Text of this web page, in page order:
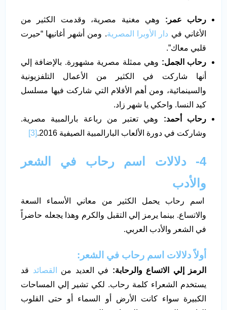
رحاب عمر: وهي مغنية مصرية، وقدمت الكثير من
الأغاني في دار الأوبرا المصرية. ومن أشهر أغانيها “حيرت
قلبي معاك”.
رحاب الجمل: وهي ممثلة مصرية مشهورة. بالإضافة إلي
أنها شاركت في الكثير من الأعمال التلفزيونية
والسينمائية، ومن أهم الأفلام التي شاركت فيها مسلسل
كيد النسا. واحكي يا شهر زاد.
رحاب أحمد: وهي تعتبر من رباعة بارالمبية مصرية.
وشاركت في دورة الألعاب البارالمبية الصيفية 2016.
[3]
4-
دلالات اسم رحاب في الشعر
والأدب
اسم رحاب يحمل الكثير من معاني الأسماء السعة
والاتساع. بينما يرمز إلي التقبل والكرم وهذا يجعله حاضراً
في الشعر والأدب العربي.
أولاً دلالات اسم رحاب في الشعر:
الرمز إلي الاتساع والرحابة: في العديد من القصائد قد
يستخدم الشعراء كلمة رحاب. لكي تشير إلي المساحات
الكبيرة سواء كانت الأرض أو السماء أو حتى القلوب